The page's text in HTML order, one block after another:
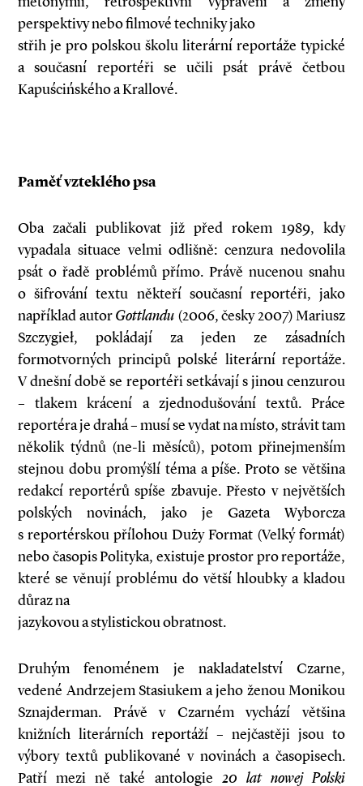
perspektivy nebo filmové techniky jako
střih je pro polskou školu literární reportáže typické
a současní reportéři se učili psát právě četbou
Kapuścińského a Krallové.
Paměť vzteklého psa
Oba začali publikovat již před rokem 1989, kdy
vypadala situace velmi odlišně: cenzura nedovolila
psát o řadě problémů přímo. Právě nucenou snahu
o šifrování textu někteří současní reportéři, jako
například autorGottlandu (2006, česky 2007) Mariusz
Szczygieł, pokládají za jeden ze zásadních
formotvorných principů polské literární reportáže.
V dnešní době se reportéři setkávají s jinou cenzurou
– tlakem krácení a zjednodušování textů. Práce
reportéra je drahá – musí se vydat na místo, strávit tam
několik týdnů (ne-li měsíců), potom přinejmenším
stejnou dobu promýšlí téma a píše. Proto se většina
redakcí reportérů spíše zbavuje. Přesto v největších
polských novinách, jako je Gazeta Wyborcza
s reportérskou přílohou Duży Format (Velký formát)
nebo časopis Polityka, existuje prostor pro reportáže,
které se věnují problému do větší hloubky a kladou
důraz na
jazykovou a stylistickou obratnost.
Druhým fenoménem je nakladatelství Czarne,
vedené Andrzejem Stasiukem a jeho ženou Monikou
Sznajderman. Právě v Czarném vychází většina
knižních literárních reportáží – nejčastěji jsou to
výbory textů publikované v novinách a časopisech.
Patří mezi ně také antologie 20 lat nowej Polski